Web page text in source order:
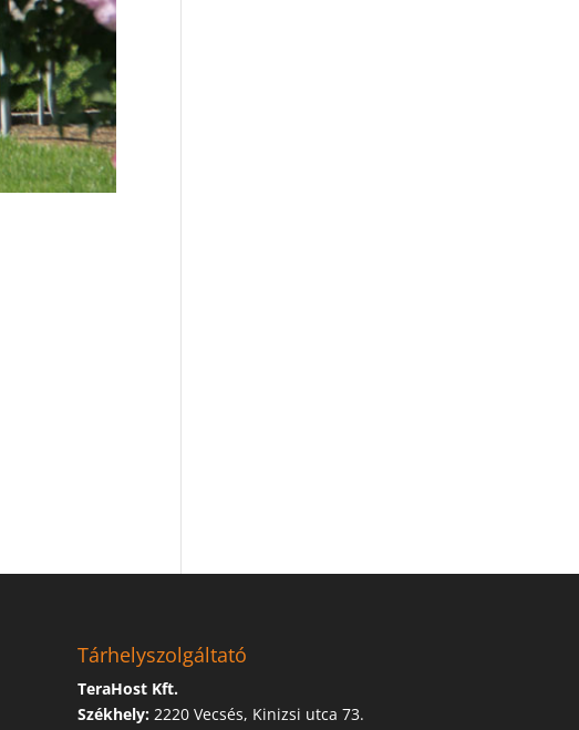
Tárhelyszolgáltató
TeraHost Kft.
Székhely: 2220 Vecsés, Kinizsi utca 73.